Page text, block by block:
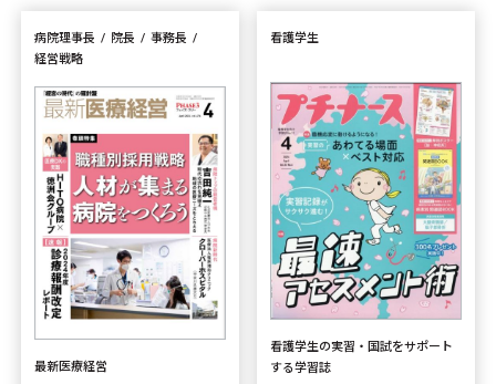
病院理事長 院長
事務長
経営戦略
最新医療経営
看護学生
看護学生の実習・国試をサポート
する学習誌